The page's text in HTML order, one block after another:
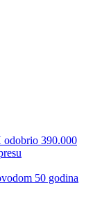
odobrio 390.000
50 godina